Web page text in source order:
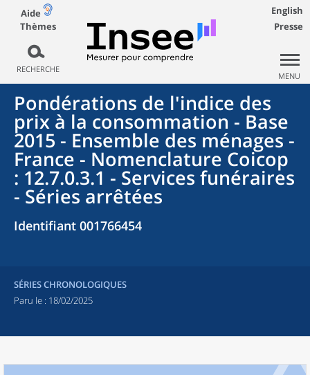
Aide
Thèmes
RECHERCHE
English
Presse
MENU
Pondérations de l'indice des
prix à la consommation - Base
2015 - Ensemble des ménages -
France - Nomenclature Coicop
: 12.7.0.3.1 - Services funéraires
- Séries arrêtées
Identifiant 001766454
SÉRIES CHRONOLOGIQUES
Paru le : 18/02/2025